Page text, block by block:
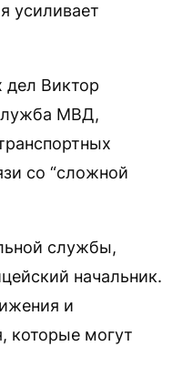
усиливает
дел Виктор
МВД,
со “сложной
службы,
начальник.
и
которые могут